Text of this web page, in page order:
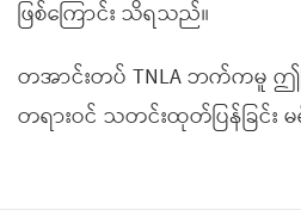
ဖြစ်ကြောင်း သိရသည်။
တအာင်းတပ် TNLA ဘက်ကမူ
တရားဝင် သတင်းထုတ်ပြန်ခြင်း မ